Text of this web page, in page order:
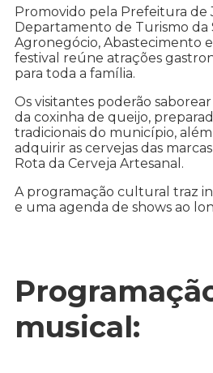
Promovido pela Prefeitura de
Departamento de Turismo da
Agronegócio, Abastecimento
festival reúne atrações
para toda a família.
Os visitantes poderão
da coxinha de queijo,
tradicionais do município,
adquirir as cervejas das
Rota da Cerveja Artesanal.
A programação cultural traz
e uma agenda de shows ao
musical: